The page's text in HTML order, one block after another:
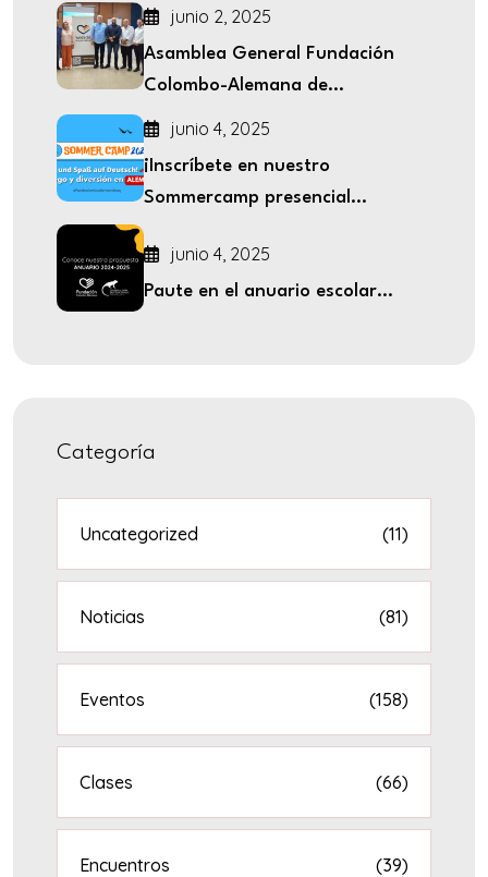
junio 2, 2025
Asamblea General Fundación
Colombo-Alemana de...
junio 4, 2025
¡Inscríbete en nuestro
Sommercamp presencial...
junio 4, 2025
Paute en el anuario escolar...
Categoría
Uncategorized (11)
Noticias (81)
Eventos (158)
Clases (66)
Encuentros (39)